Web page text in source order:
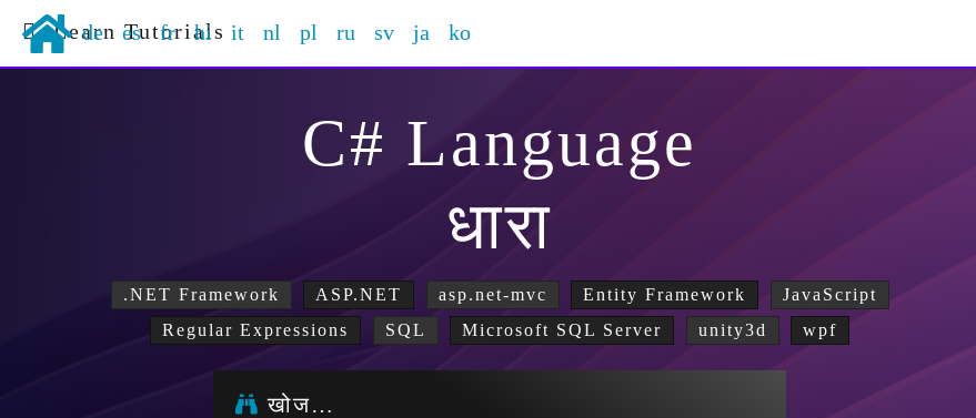
Learn Tutorials
de es fr hi it nl pl ru sv ja ko
C# Language
धारा
.NET Framework ASP.NET asp.net-mvc Entity Framework
JavaScript
Regular Expressions
SQL Microsoft SQL Server unity3d wpf
खोज…